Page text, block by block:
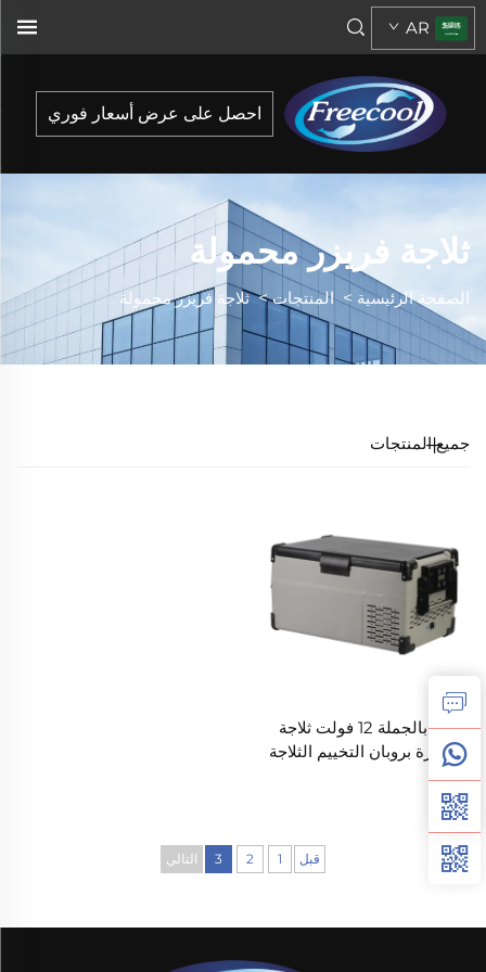
AR
احصل على عرض أسعار فوري
ثلاجة فريزر محمولة
الصفحة الرئيسية >المنتجات>ثلاجة فريزر محمولة
جميع المنتجات
بيع بالجملة 12 فولت ثلاجة
صغيرة بروبان التخييم الثلاجة
قبل 1
2
3 التالي